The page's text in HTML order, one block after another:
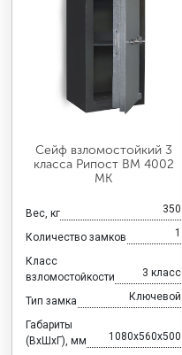
Сейф взломостойкий 3
класса Рипост ВМ 4002
МК
Вес, кг 350
Количество замков 1
Класс
взломостойкости
3 класс
Тип замка Ключевой
Габариты
(ВхШхГ), мм
1080x560x500